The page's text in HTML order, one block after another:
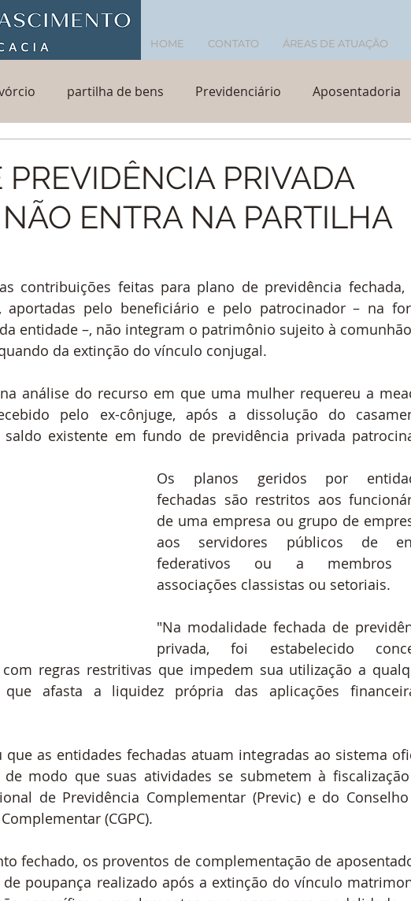
HOME CONTATO ÁREAS DE ATUAÇÃO
partilha de bens Previdenciário Aposentadoria
indevidos superendividamento consumidor
PRIVADA
ENTRA NA PARTILHA
contribuições feitas para plano de previdência fechada,
aportadas pelo beneficiário e pelo patrocinador – na
entidade –, não integram o patrimônio sujeito à
da extinção do vínculo conjugal.
análise do recurso em que uma mulher requereu a
pelo ex-cônjuge, após a dissolução do
existente em fundo de previdência privada
Os planos geridos por
fechadas são restritos aos
de uma empresa ou grupo de
aos servidores públicos de
federativos ou a membros
associações classistas ou setoriais.
"Na modalidade fechada de
privada, foi estabelecido
regras restritivas que impedem sua utilização a
que afasta a liquidez própria das aplicações
as entidades fechadas atuam integradas ao sistema
modo que suas atividades se submetem à
de Previdência Complementar (Previc) e do
(CGPC).
fechado, os proventos de complementação de
poupança realizado após a extinção do vínculo